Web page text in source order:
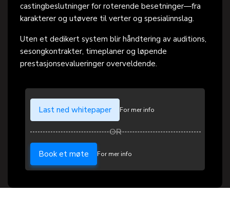
castingbeslutninger for roterende besetninger—fra
karakterer og utøvere til verter og spesialinnslag.
Uten et dedikert system blir håndtering av auditions,
sesongkontrakter, timeplaner og løpende
prestasjonsevalueringer overveldende.
Last ned whitepaper For mer info
Book et møte For mer info